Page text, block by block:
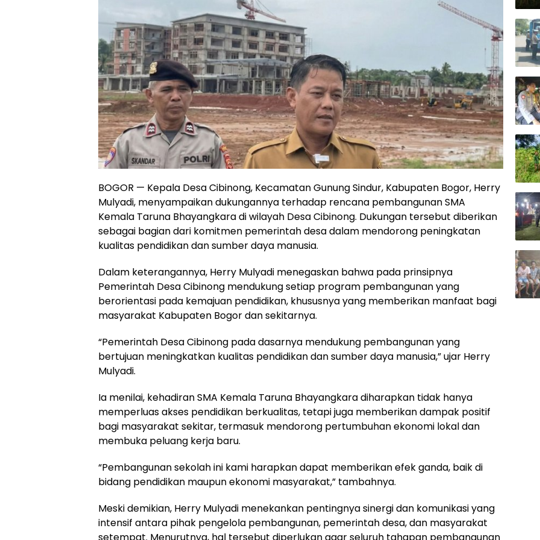
BOGOR — Kepala Desa Cibinong, Kecamatan Gunung Sindur, Kabupaten Bogor, Herry
Mulyadi, menyampaikan dukungannya terhadap rencana pembangunan SMA
Kemala Taruna Bhayangkara di wilayah Desa Cibinong. Dukungan tersebut diberikan
sebagai bagian dari komitmen pemerintah desa dalam mendorong peningkatan
kualitas pendidikan dan sumber daya manusia.
Dalam keterangannya, Herry Mulyadi menegaskan bahwa pada prinsipnya
Pemerintah Desa Cibinong mendukung setiap program pembangunan yang
berorientasi pada kemajuan pendidikan, khususnya yang memberikan manfaat bagi
masyarakat Kabupaten Bogor dan sekitarnya.
“Pemerintah Desa Cibinong pada dasarnya mendukung pembangunan yang
bertujuan meningkatkan kualitas pendidikan dan sumber daya manusia,” ujar Herry
Mulyadi.
Ia menilai, kehadiran SMA Kemala Taruna Bhayangkara diharapkan tidak hanya
memperluas akses pendidikan berkualitas, tetapi juga memberikan dampak positif
bagi masyarakat sekitar, termasuk mendorong pertumbuhan ekonomi lokal dan
membuka peluang kerja baru.
“Pembangunan sekolah ini kami harapkan dapat memberikan efek ganda, baik di
bidang pendidikan maupun ekonomi masyarakat,” tambahnya.
Meski demikian, Herry Mulyadi menekankan pentingnya sinergi dan komunikasi yang
intensif antara pihak pengelola pembangunan, pemerintah desa, dan masyarakat